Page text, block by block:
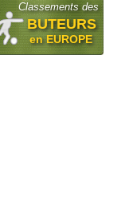
Classements des
BUTEURS
en EUROPE